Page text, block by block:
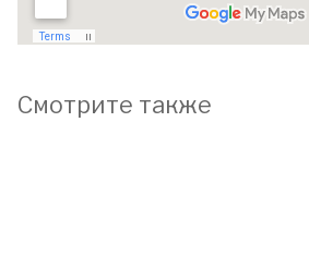
Смотрите также